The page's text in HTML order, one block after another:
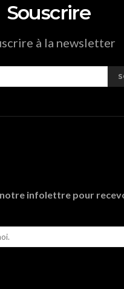
Souscrire
à la newsletter
infolettre pour